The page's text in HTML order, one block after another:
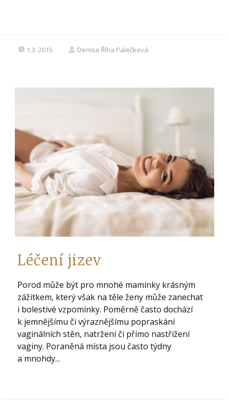
1.3. 2015 Denisa Říha Palečková
Léčení jizev
Porod může být pro mnohé maminky krásným
zážitkem, který však na těle ženy může zanechat
i bolestivé vzpomínky. Poměrně často dochází
k jemnějšímu či výraznějšímu popraskání
vaginálních stěn, natržení či přímo nastřižení
vaginy. Poraněná místa jsou často týdny
a mnohdy...